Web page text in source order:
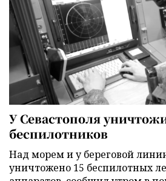
У Севастополя
беспилотников
Над морем и у береговой
уничтожено 15 беспилотных